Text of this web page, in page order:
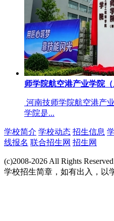
师学院航空港产业学院
河南技师学院航空港产
学院是...
学校简介 学校动态 招生信息
线报名 联合招生网 招生网
(c)2008-2026 All Rights
学校招生简章，如有出入，以